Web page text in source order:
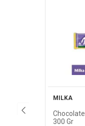
MILKA
300 Gr